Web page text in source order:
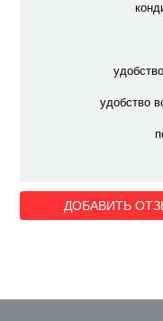
удобство
ДОБАВИТЬ